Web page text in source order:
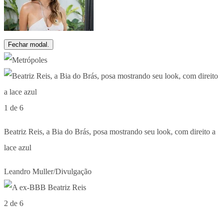
Fechar modal.
1 de 6
Beatriz Reis, a Bia do Brás, posa mostrando seu look, com direito a
lace azul
Leandro Muller/Divulgação
2 de 6